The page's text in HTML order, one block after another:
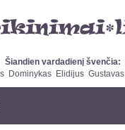
Šiandien vardadienį švenčia:
Dominykas Elidijus Gustavas